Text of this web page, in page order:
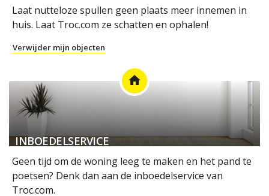
Laat nutteloze spullen geen plaats meer innemen in
huis. Laat Troc.com ze schatten en ophalen!
Verwijder mijn objecten
home
INBOEDELSERVICE
Geen tijd om de woning leeg te maken en het pand te
poetsen? Denk dan aan de inboedelservice van
Troc.com.